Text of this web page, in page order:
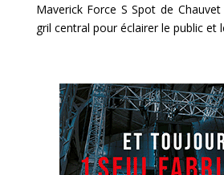
Maverick Force S Spot de
gril central pour éclairer le public et